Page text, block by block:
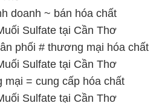
doanh ~ bán hóa chất
Sulfate tại Cần Thơ
phối # thương mại hóa chất
Sulfate tại Cần Thơ
= cung cấp hóa chất
Sulfate tại Cần Thơ